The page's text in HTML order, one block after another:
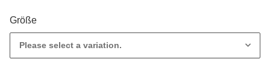
Größe
Please select a variation.